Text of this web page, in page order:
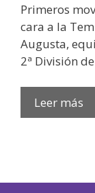
Primeros
cara a la
Augusta,
2ª División
Leer más